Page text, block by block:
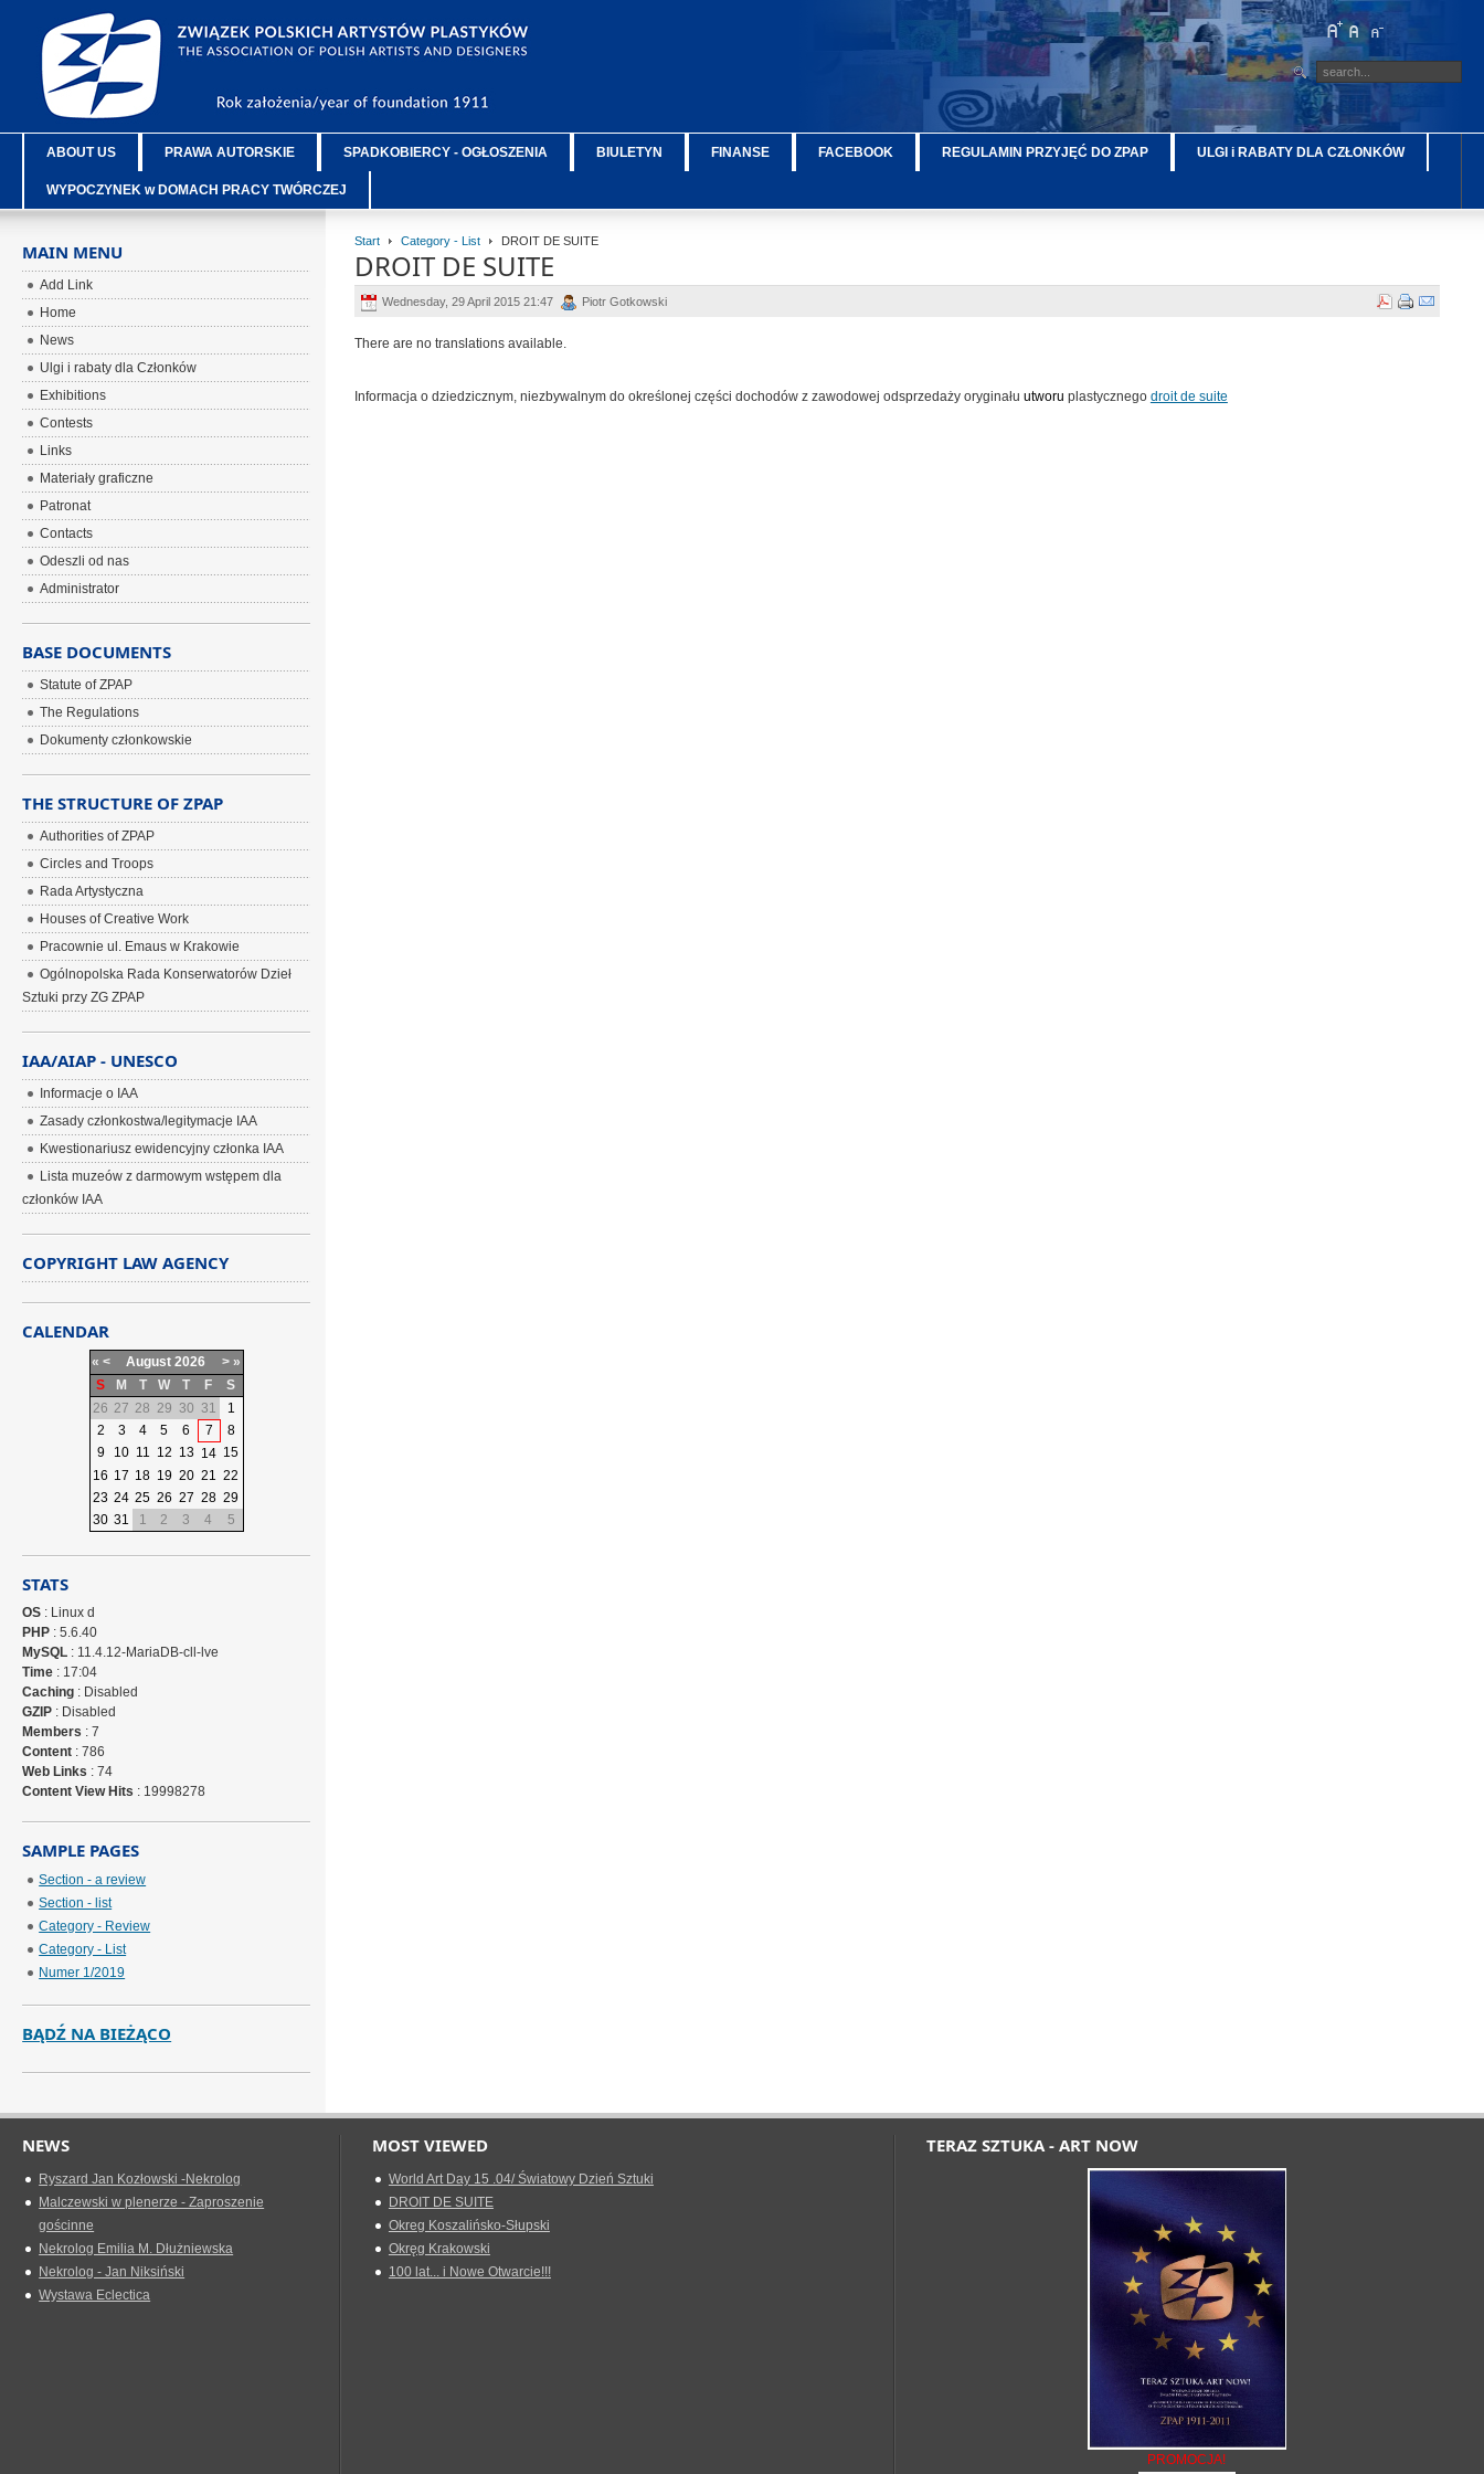
ABOUT US PRAWA AUTORSKIE SPADKOBIERCY - OGŁOSZENIA BIULETYN FINANSE FACEBOOK REGULAMIN PRZYJĘĆ DO ZPAP ULGI i RABATY DLA CZŁONKÓW
WYPOCZYNEK w DOMACH PRACY TWÓRCZEJ
Start Category - List DROIT DE SUITE
DROIT DE SUITE
Wednesday, 29 April 2015 21:47 Piotr Gotkowski
There are no translations available.
Informacja o dziedzicznym, niezbywalnym do określonej części dochodów z zawodowej odsprzedaży oryginału utworu plastycznego droit de suite
MAIN MENU
Add Link
Home
News
Ulgi i rabaty dla Członków
Exhibitions
Contests
Links
Materiały graficzne
Patronat
Contacts
Odeszli od nas
Administrator
BASE DOCUMENTS
Statute of ZPAP
The Regulations
Dokumenty członkowskie
THE STRUCTURE OF ZPAP
Authorities of ZPAP
Circles and Troops
Rada Artystyczna
Houses of Creative Work
Pracownie ul. Emaus w Krakowie
Ogólnopolska Rada Konserwatorów Dzieł
Sztuki przy ZG ZPAP
IAA/AIAP - UNESCO
Informacje o IAA
Zasady członkostwa/legitymacje IAA
Kwestionariusz ewidencyjny członka IAA
Lista muzeów z darmowym wstępem dla
członków IAA
COPYRIGHT LAW AGENCY
CALENDAR
« < August 2026 > »
S
M T W T F
S
26 27 28 29 30 31
1
2
3 4 5 6 7
8
9
10 11 12 13 14 15
16 17 18 19 20 21 22
23 24 25 26 27 28 29
30 31 1 2 3 4 5
STATS
OS : Linux d
PHP : 5.6.40
MySQL : 11.4.12-MariaDB-cll-lve
Time : 17:04
Caching : Disabled
GZIP : Disabled
Members : 7
Content : 786
Web Links : 74
Content View Hits : 19998278
SAMPLE PAGES
Section - a review
Section - list
Category - Review
Category - List
Numer 1/2019
BĄDŹ NA BIEŻĄCO
NEWS
Ryszard Jan Kozłowski -Nekrolog
Malczewski w plenerze - Zaproszenie
gościnne
Nekrolog Emilia M. Dłużniewska
Nekrolog - Jan Niksiński
Wystawa Eclectica
MOST VIEWED
World Art Day 15 .04/ Światowy Dzień Sztuki
DROIT DE SUITE
Okreg Koszalińsko-Słupski
Okręg Krakowski
100 lat... i Nowe Otwarcie!!!
TERAZ SZTUKA - ART NOW
PROMOCJA!